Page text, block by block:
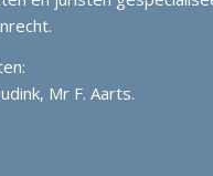
Mr F. Aarts.